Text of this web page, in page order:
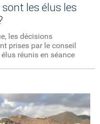
les élus les
les décisions
prises par le conseil
réunis en séance